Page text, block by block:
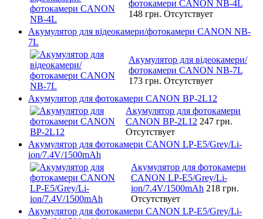
фотокамери CANON NB-4L
148 грн. Отсутствует
Акумулятор для відеокамери/фотокамери CANON NB-
7L
Акумулятор для відеокамери/
фотокамери CANON NB-7L
173 грн. Отсутствует
Акумулятор для фотокамери CANON BP-2L12
Акумулятор для фотокамери
CANON BP-2L12 247 грн.
Отсутствует
Акумулятор для фотокамери CANON LP-E5/Grey/Li-
ion/7.4V/1500mAh
Акумулятор для фотокамери
CANON LP-E5/Grey/Li-
ion/7.4V/1500mAh 218 грн.
Отсутствует
Акумулятор для фотокамери CANON LP-E5/Grey/Li-